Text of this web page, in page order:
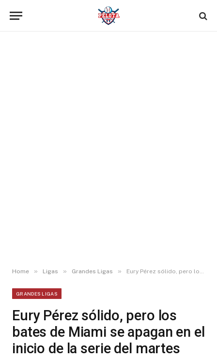
Home » Ligas » Grandes Ligas » Eury Pérez sólido, pero los bates de Miami se apagan en el inicio de la serie del martes
GRANDES LIGAS
Eury Pérez sólido, pero los
bates de Miami se apagan en el
inicio de la serie del martes